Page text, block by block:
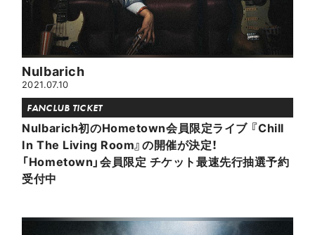
Nulbarich
2021.07.10
FANCLUB TICKET
Nulbarich初のHometown会員限定ライブ 『Chill
In The Living Room』の開催が決定！
「Hometown」会員限定 チケット最速先行抽選予約
受付中